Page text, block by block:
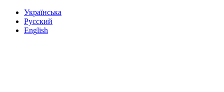
Українська
Русский
English